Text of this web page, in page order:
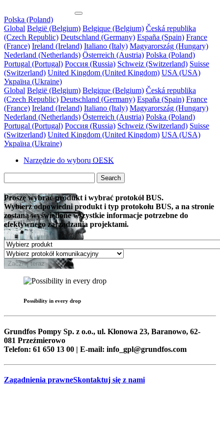
Polska (Poland)
Global België (Belgium) Belgique (Belgium) Česká republika
(Czech Republic) Deutschland (Germany) España (Spain) France
(France) Ireland (Ireland) Italiano (Italy) Magyarország (Hungary)
Nederland (Netherlands) Österreich (Austria) Polska (Poland)
Portugal (Portugal) Россия (Russia) Schweiz (Switzerland) Suisse
(Switzerland) United Kingdom (United Kingdom) USA (USA)
Україна (Ukraine)
Global België (Belgium) Belgique (Belgium) Česká republika
(Czech Republic) Deutschland (Germany) España (Spain) France
(France) Ireland (Ireland) Italiano (Italy) Magyarország (Hungary)
Nederland (Netherlands) Österreich (Austria) Polska (Poland)
Portugal (Portugal) Россия (Russia) Schweiz (Switzerland) Suisse
(Switzerland) United Kingdom (United Kingdom) USA (USA)
Україна (Ukraine)
Narzędzie do wyboru OESK
Search
Proszę wybrać produkt i wybrać protokół BUS.
Wybierz odpowiedni produkt i typ protokołu BUS, a na stronie
zostaną wyświetlone wszystkie informacje potrzebne do
efektywnego zarządzania projektami.
Zacznij teraz
Possibility in every drop
Grundfos Pompy Sp. z o.o., ul. Klonowa 23, Baranowo, 62-
081 Przeźmierowo
Telefon: 61 650 13 00 | E-mail: info_gpl@grundfos.com
Zagadnienia prawneSkontaktuj się z nami